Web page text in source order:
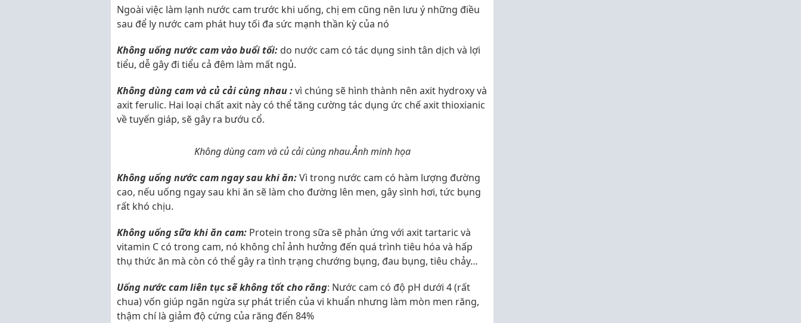
Ngoài việc làm lạnh nước cam trước khi uống, chị em cũng nên lưu ý những điều
sau để ly nước cam phát huy tối đa sức mạnh thần kỳ của nó
Không uống nước cam vào buổi tối: do nước cam có tác dụng sinh tân dịch và lợi
tiểu, dễ gây đi tiểu cả đêm làm mất ngủ.
Không dùng cam và củ cải cùng nhau :vì chúng sẽ hình thành nên axit hydroxy và
axit ferulic. Hai loại chất axit này có thể tăng cường tác dụng ức chế axit thioxianic
về tuyến giáp, sẽ gây ra bướu cổ.
Không dùng cam và củ cải cùng nhau.Ảnh minh họa
Không uống nước cam ngay sau khi ăn:Vì trong nước cam có hàm lượng đường
cao, nếu uống ngay sau khi ăn sẽ làm cho đường lên men, gây sình hơi, tức bụng
rất khó chịu.
Không uống sữa khi ăn cam: Protein trong sữa sẽ phản ứng với axit tartaric và
vitamin C có trong cam, nó không chỉ ảnh hưởng đến quá trình tiêu hóa và hấp
thụ thức ăn mà còn có thể gây ra tình trạng chướng bụng, đau bụng, tiêu chảy…
Uống nước cam liên tục sẽ không tốt cho răng: Nước cam có độ pH dưới 4 (rất
chua) vốn giúp ngăn ngừa sự phát triển của vi khuẩn nhưng làm mòn men răng,
thậm chí là giảm độ cứng của răng đến 84%